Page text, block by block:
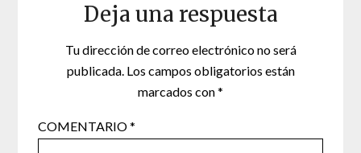
Deja una respuesta
Tu dirección de correo electrónico no será
publicada. Los campos obligatorios están
marcados con*
COMENTARIO*